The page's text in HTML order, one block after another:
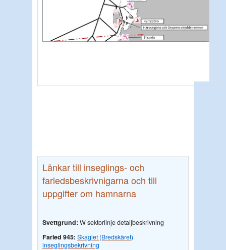
Länkar till inseglings- och
farledsbeskrivnigarna och till
uppgifter om hamnarna
Svettgrund: W sektorlinje detaljbeskrivning
Farled 945: Skaglet (Bredskäret)
inseglingsbekrivning